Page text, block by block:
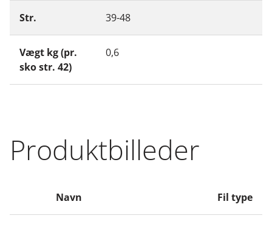
Str. 39-48
Vægt kg (pr.
sko str. 42)
0,6
Produktbilleder
Navn Fil type